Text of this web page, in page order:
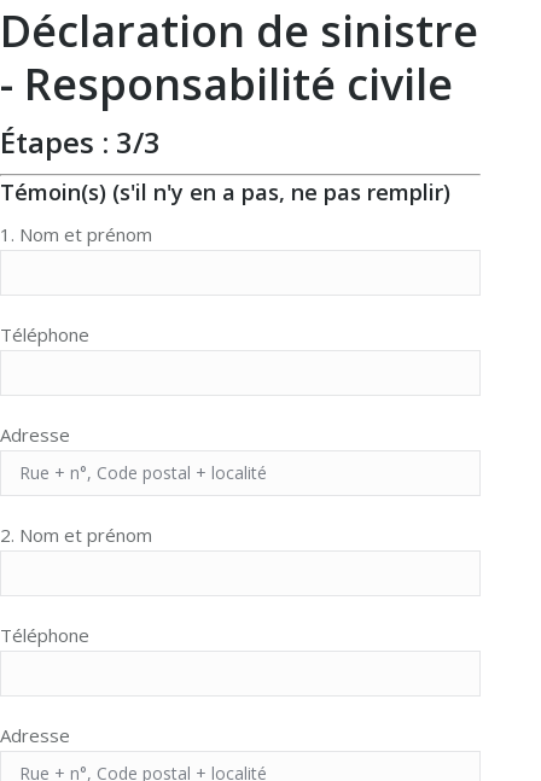
Déclaration de sinistre
- Responsabilité civile
Étapes : 3/3
Témoin(s) (s'il n'y en a pas, ne pas remplir)
1. Nom et prénom
Téléphone
Adresse
2. Nom et prénom
Téléphone
Adresse